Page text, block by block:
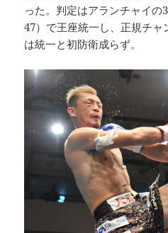
った。判定はアランチャイの
47）で王座統一し、正規チ
は統一と初防衛成らず。